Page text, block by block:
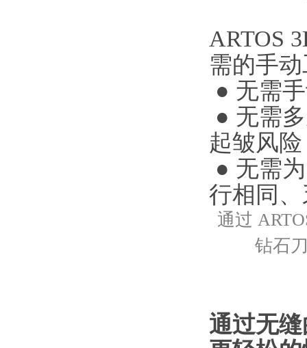
ARTOS
需的手
● 无需
● 无需
起皱风险
● 无需
行相同
通过
钻石
通过无